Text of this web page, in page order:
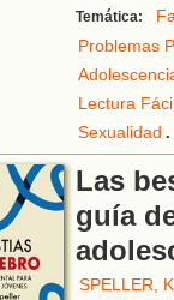
Temática:
Problemas
Lectura
Sexualidad .
Las
guía
SPELLER,